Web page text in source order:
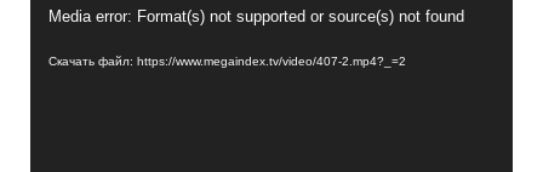
Media error: Format(s) not supported or source(s) not found
Скачать файл: https://www.megaindex.tv/video/407-2.mp4?_=2